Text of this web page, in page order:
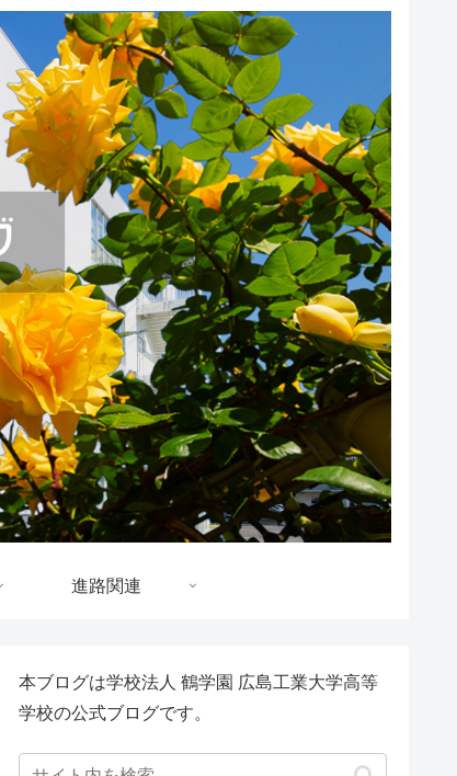
進路関連
本ブログは学校法人 鶴学園 広島工業大学高等
学校の公式ブログです。